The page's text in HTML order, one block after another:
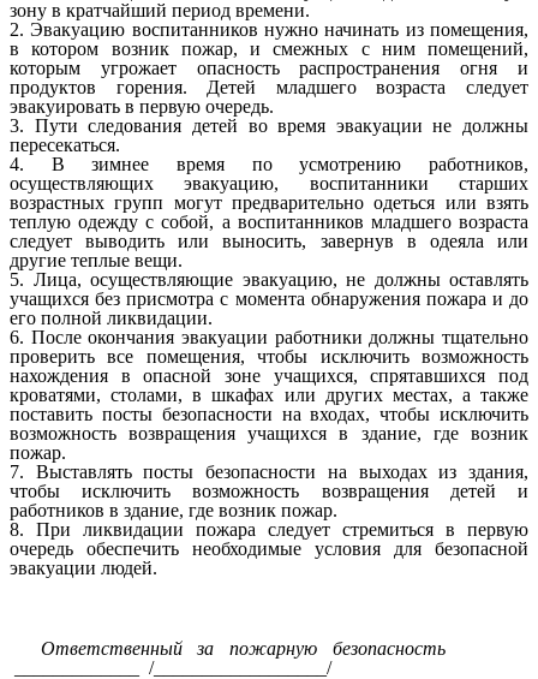
зону в кратчайший период времени.
2. Эвакуацию воспитанников нужно начинать из помещения,
в котором возник пожар, и смежных с ним помещений,
которым угрожает опасность распространения огня и
продуктов горения. Детей младшего возраста следует
эвакуировать в первую очередь.
3. Пути следования детей во время эвакуации не должны
пересекаться.
4. В зимнее время по усмотрению работников,
осуществляющих эвакуацию, воспитанники старших
возрастных групп могут предварительно одеться или взять
теплую одежду с собой, а воспитанников младшего возраста
следует выводить или выносить, завернув в одеяла или
другие теплые вещи.
5. Лица, осуществляющие эвакуацию, не должны оставлять
учащихся без присмотра с момента обнаружения пожара и до
его полной ликвидации.
6. После окончания эвакуации работники должны тщательно
проверить все помещения, чтобы исключить возможность
нахождения в опасной зоне учащихся, спрятавшихся под
кроватями, столами, в шкафах или других местах, а также
поставить посты безопасности на входах, чтобы исключить
возможность возвращения учащихся в здание, где возник
пожар.
7. Выставлять посты безопасности на выходах из здания,
чтобы исключить возможность возвращения детей и
работников в здание, где возник пожар.
8. При ликвидации пожара следует стремиться в первую
очередь обеспечить необходимые условия для безопасной
эвакуации людей.
Ответственный за пожарную безопасность
_____________ /__________________/